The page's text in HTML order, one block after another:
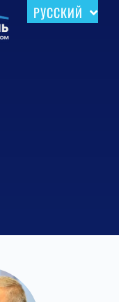
РУССКИЙ
עברית